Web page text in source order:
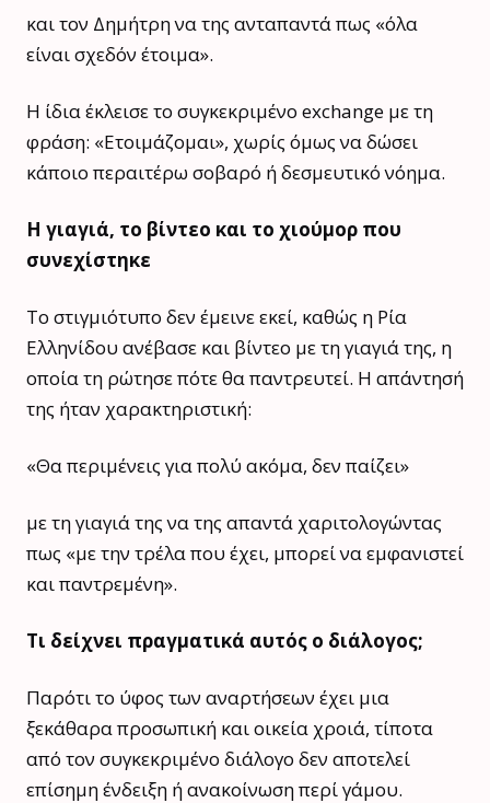
και τον Δημήτρη να της ανταπαντά πως «όλα
είναι σχεδόν έτοιμα».
Η ίδια έκλεισε το συγκεκριμένο exchange με τη
φράση: «Ετοιμάζομαι», χωρίς όμως να δώσει
κάποιο περαιτέρω σοβαρό ή δεσμευτικό νόημα.
Η γιαγιά, το βίντεο και το χιούμορ που
συνεχίστηκε
Το στιγμιότυπο δεν έμεινε εκεί, καθώς η Ρία
Ελληνίδου ανέβασε και βίντεο με τη γιαγιά της, η
οποία τη ρώτησε πότε θα παντρευτεί. Η απάντησή
της ήταν χαρακτηριστική:
«Θα περιμένεις για πολύ ακόμα, δεν παίζει»
με τη γιαγιά της να της απαντά χαριτολογώντας
πως «με την τρέλα που έχει, μπορεί να εμφανιστεί
και παντρεμένη».
Τι δείχνει πραγματικά αυτός ο διάλογος;
Παρότι το ύφος των αναρτήσεων έχει μια
ξεκάθαρα προσωπική και οικεία χροιά, τίποτα
από τον συγκεκριμένο διάλογο δεν αποτελεί
επίσημη ένδειξη ή ανακοίνωση περί γάμου.